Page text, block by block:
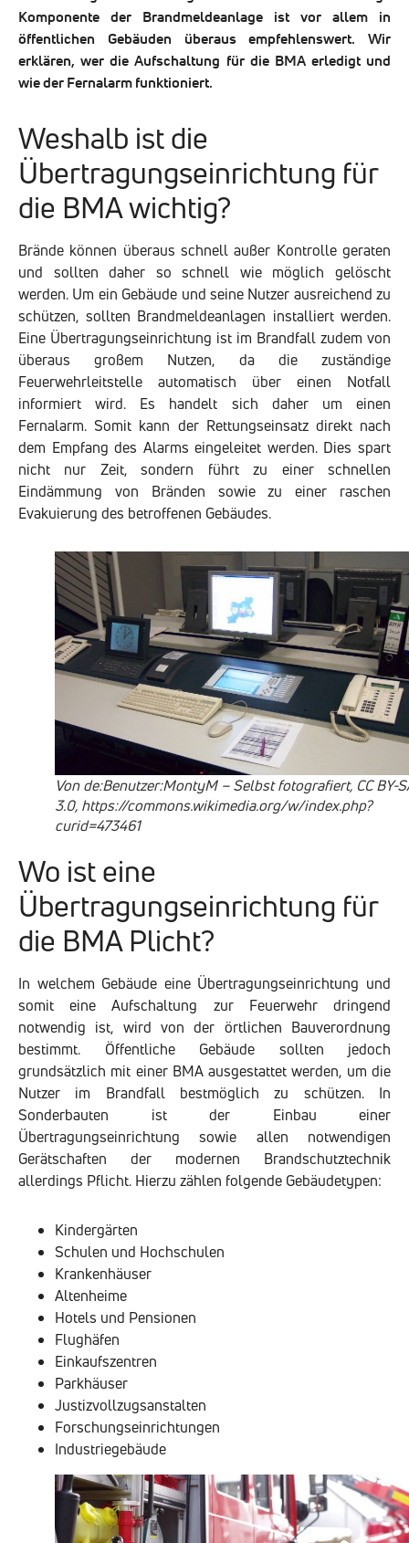
Komponente der Brandmeldeanlage ist vor allem in
öffentlichen Gebäuden überaus empfehlenswert. Wir
erklären, wer die Aufschaltung für die BMA erledigt und
wie der Fernalarm funktioniert.
Weshalb ist die
Übertragungseinrichtung für
die BMA wichtig?
Brände können überaus schnell außer Kontrolle geraten
und sollten daher so schnell wie möglich gelöscht
werden. Um ein Gebäude und seine Nutzer ausreichend zu
schützen, sollten Brandmeldeanlagen installiert werden.
Eine Übertragungseinrichtung ist im Brandfall zudem von
überaus großem Nutzen, da die zuständige
Feuerwehrleitstelle automatisch über einen Notfall
informiert wird. Es handelt sich daher um einen
Fernalarm. Somit kann der Rettungseinsatz direkt nach
dem Empfang des Alarms eingeleitet werden. Dies spart
nicht nur Zeit, sondern führt zu einer schnellen
Eindämmung von Bränden sowie zu einer raschen
Evakuierung des betroffenen Gebäudes.
Von de:Benutzer:MontyM – Selbst fotografiert, CC BY-
3.0, https://commons.wikimedia.org/w/index.php?
curid=473461
Wo ist eine
Übertragungseinrichtung für
die BMA Plicht?
In welchem Gebäude eine Übertragungseinrichtung und
somit eine Aufschaltung zur Feuerwehr dringend
notwendig ist, wird von der örtlichen Bauverordnung
bestimmt. Öffentliche Gebäude sollten jedoch
grundsätzlich mit einer BMA ausgestattet werden, um die
Nutzer im Brandfall bestmöglich zu schützen. In
Sonderbauten ist der Einbau einer
Übertragungseinrichtung sowie allen notwendigen
Gerätschaften der modernen Brandschutztechnik
allerdings Pflicht. Hierzu zählen folgende Gebäudetypen:
Kindergärten
Schulen und Hochschulen
Krankenhäuser
Altenheime
Hotels und Pensionen
Flughäfen
Einkaufszentren
Parkhäuser
Justizvollzugsanstalten
Forschungseinrichtungen
Industriegebäude